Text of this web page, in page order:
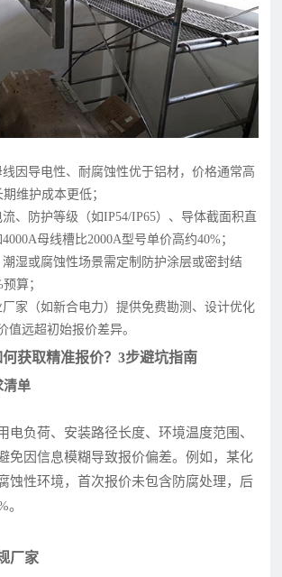
线因导电性、耐腐蚀性优于铝材，价格通常高
维护成本更低；
流、防护等级（如IP54/IP65）、导体截面积直
母线槽比2000A型号单价高约40%；
潮湿或腐蚀性场景需定制防护涂层或密封结
算；
厂家（如新合电力）提供免费勘测、设计优化
值远超初始报价差异。
获取精准报价？3步避坑指南
清单
电负荷、安装路径长度、环境温度范围、
免因信息模糊导致报价偏差。例如，某化
蚀性环境，首次报价未包含防腐处理，后
。
厂家